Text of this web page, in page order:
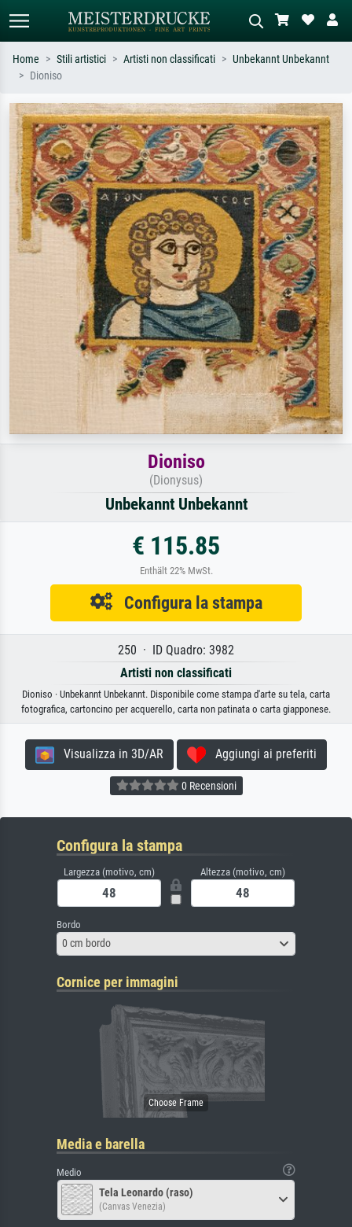
Cerca per artista, titolo o stile – es.
Monet, Notte stellata,
Impressionismo, onda di Hokusai,
nudo.
Descrivi la scena – es. prato verde,
astratto con molto rosso, dipinto a
olio scuro, nudo in piedi vicino a un
albero.
Home Stili artistici Artisti non classificati
Unbekannt Unbekannt
Dioniso
Dioniso
(Dionysus)
Unbekannt Unbekannt
€ 115.85
Enthält 22% MwSt.
Configura la stampa
250 · ID Quadro: 3982
Artisti non classificati
Dioniso · Unbekannt Unbekannt. Disponibile come stampa d'arte su tela, carta
fotografica, cartoncino per acquerello, carta non patinata o carta giapponese.
Visualizza in 3D/AR Aggiungi ai preferiti
0 Recensioni
Configura la stampa
Largezza (motivo, cm) Altezza (motivo, cm)
Bordo
0 cm bordo
Cornice per immagini
Media e barella
Medio
Tela Leonardo (raso)
(Canvas Venezia)